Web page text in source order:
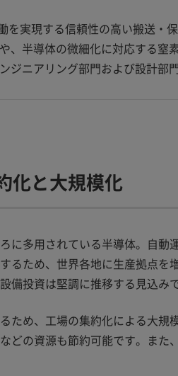
を実現する信頼性の高い搬送
、半導体の微細化に対応する
ジニアリング部門および設計部
化と大規模化
に多用されている半導体。自
るため、世界各地に生産拠点
備投資は堅調に推移する見込みで
ため、工場の集約化による大
どの資源も節約可能です。ま